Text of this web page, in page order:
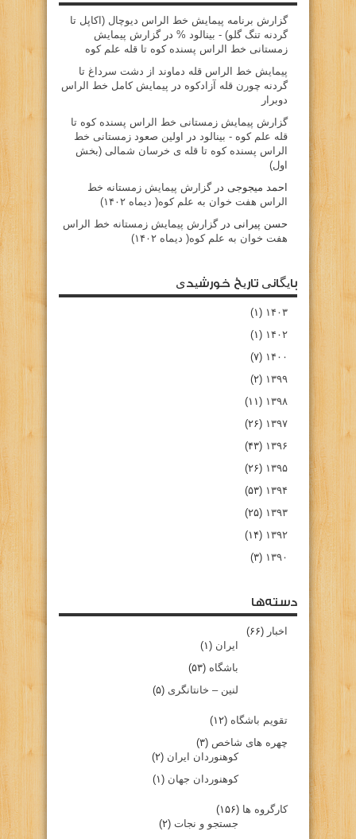
گزارش برنامه پيمايش خط الراس ديوچال (اكاپل تا
گردنه تنگ گلو) - بينالود % درگزارش پیمایش
زمستانی خط الراس پسنده کوه تا قله علم کوه
پيمايش خط الراس قله دماوند از دشت سرداغ تا
گردنه چورن قله آزادكوه در پیمایش کامل خط الراس
دوبرار
گزارش پیمایش زمستانی خط الراس پسنده کوه تا
قله علم کوه - بينالود در
اولین صعود زمستانی خط
الراس پسنده کوه تا قله ی خرسان شمالی (بخش
اول)
احمد میجوجی درگزارش پیمایش زمستانه خط
الراس هفت خوان به علم کوه( دیماه ۱۴۰۲)
حسن پیرانی درگزارش پیمایش زمستانه خط الراس
هفت خوان به علم کوه( دیماه ۱۴۰۲)
بایگانی تاریخ خورشیدی
۱۴۰۳ (۱)
۱۴۰۲ (۱)
۱۴۰۰ (۷)
۱۳۹۹ (۲)
۱۳۹۸ (۱۱)
۱۳۹۷ (۲۶)
۱۳۹۶ (۴۳)
۱۳۹۵ (۲۶)
۱۳۹۴ (۵۳)
۱۳۹۳ (۲۵)
۱۳۹۲ (۱۴)
۱۳۹۰ (۳)
دسته‌ها
اخبار (۶۶)
ایران (۱)
باشگاه (۵۳)
لنین – خانتانگری (۵)
تقویم باشگاه (۱۲)
چهره های شاخص (۳)
کوهنوردان ایران (۲)
کوهنوردان جهان (۱)
کارگروه ها (۱۵۶)
جستجو و نجات (۲)